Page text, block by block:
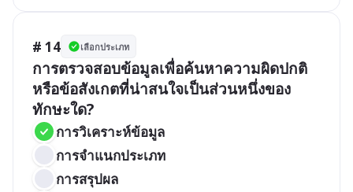
# 14 เลือกประเภท
การตรวจสอบข้อมูลเพื่อค้นหาความผิดปกติ
หรือข้อสังเกตที่น่าสนใจเป็นส่วนหนึ่งของ
ทักษะใด?
การวิเคราะห์ข้อมูล
การจำแนกประเภท
การสรุปผล